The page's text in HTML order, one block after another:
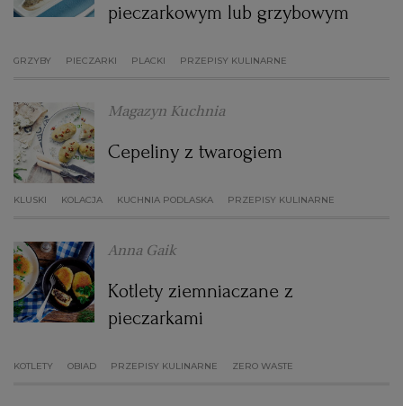
pieczarkowym lub grzybowym
GRZYBY PIECZARKI PLACKI PRZEPISY KULINARNE
Magazyn Kuchnia
Cepeliny z twarogiem
KLUSKI KOLACJA KUCHNIA PODLASKA PRZEPISY KULINARNE
Anna Gaik
Kotlety ziemniaczane z
pieczarkami
KOTLETY OBIAD PRZEPISY KULINARNE ZERO WASTE